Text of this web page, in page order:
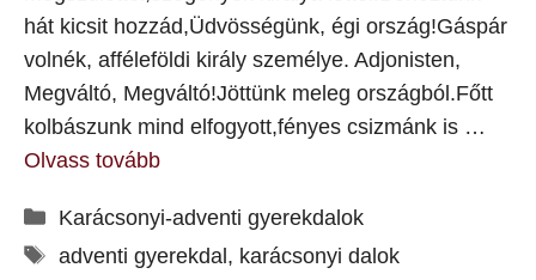
hát kicsit hozzád,Üdvösségünk, égi ország!Gáspár
volnék, afféleföldi király személye. Adjonisten,
Megváltó, Megváltó!Jöttünk meleg országból.Főtt
kolbászunk mind elfogyott,fényes csizmánk is …
Olvass tovább
Kategória
Karácsonyi-adventi gyerekdalok
Címkék
adventi gyerekdal, karácsonyi dalok